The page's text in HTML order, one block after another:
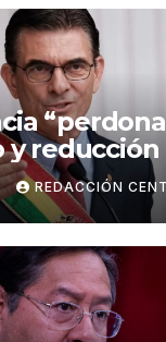
reducción
REDACCIÓN